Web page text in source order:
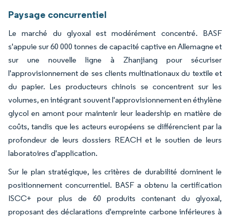
Paysage concurrentiel
Le marché du glyoxal est modérément concentré. BASF
s'appuie sur 60 000 tonnes de capacité captive en Allemagne et
sur une nouvelle ligne à Zhanjiang pour sécuriser
l'approvisionnement de ses clients multinationaux du textile et
du papier. Les producteurs chinois se concentrent sur les
volumes, en intégrant souvent l'approvisionnement en éthylène
glycol en amont pour maintenir leur leadership en matière de
coûts, tandis que les acteurs européens se différencient par la
profondeur de leurs dossiers REACH et le soutien de leurs
laboratoires d'application.
Sur le plan stratégique, les critères de durabilité dominent le
positionnement concurrentiel. BASF a obtenu la certification
ISCC+ pour plus de 60 produits contenant du glyoxal,
proposant des déclarations d'empreinte carbone inférieures à